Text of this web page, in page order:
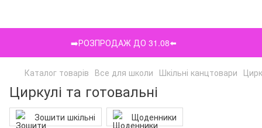
➡️РОЗПРОДАЖ ДО 31.08⬅️
Каталог товарів Все для школи Шкільні канцтовари
Циркулі та готовальні
Зошити шкільні
Щоденники